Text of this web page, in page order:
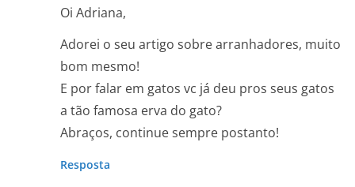
Oi Adriana,
Adorei o seu artigo sobre arranhadores, muito
bom mesmo!
E por falar em gatos vc já deu pros seus gatos
a tão famosa erva do gato?
Abraços, continue sempre postanto!
Resposta